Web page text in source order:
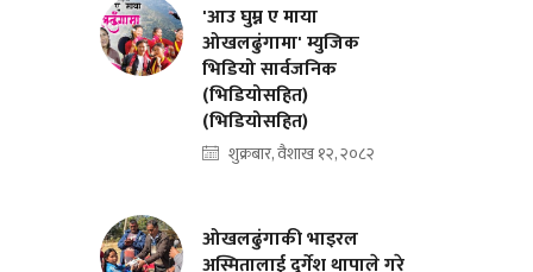
'आउ घुम्न ए माया
ओखलढुंगामा' म्युजिक
भिडियो सार्वजनिक
(भिडियोसहित)
(भिडियोसहित)
शुक्रबार, वैशाख १२, २०८२
ओखलढुंगाकी भाइरल